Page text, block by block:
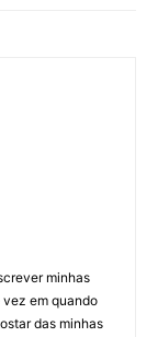
minhas
vez em quando
das minhas